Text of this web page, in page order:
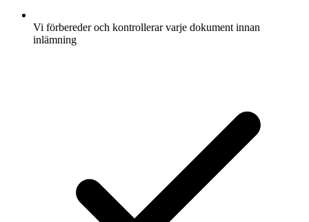
Vi förbereder och kontrollerar varje dokument innan
inlämning